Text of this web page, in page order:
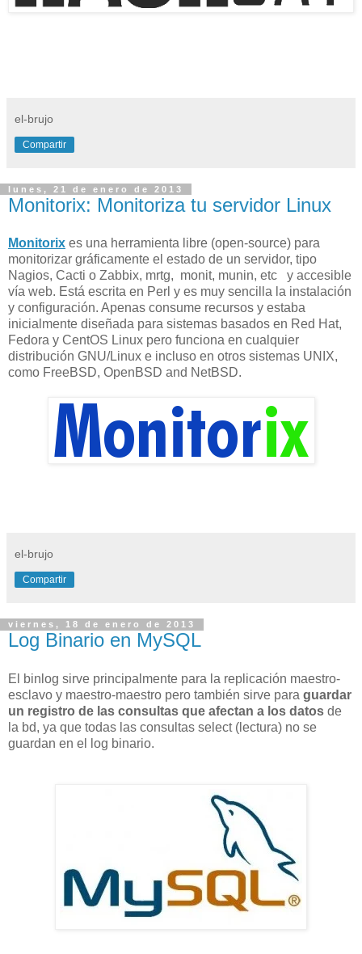
el-brujo
Compartir
lunes, 21 de enero de 2013
Monitorix: Monitoriza tu servidor Linux
Monitorix es una herramienta libre (open-source) para
monitorizar gráficamente el estado de un servidor, tipo
Nagios, Cacti o Zabbix, mrtg, monit, munin, etc y accesible
vía web. Está escrita en Perl y es muy sencilla la instalación
y configuración. Apenas consume recursos y estaba
inicialmente diseñada para sistemas basados en Red Hat,
Fedora y CentOS Linux pero funciona en cualquier
distribución GNU/Linux e incluso en otros sistemas UNIX,
como FreeBSD, OpenBSD and NetBSD.
el-brujo
Compartir
viernes, 18 de enero de 2013
Log Binario en MySQL
El binlog sirve principalmente para la replicación maestro-
esclavo y maestro-maestro pero también sirve para guardar
un registro de las consultas que afectan a los datos de
la bd, ya que todas las consultas select (lectura) no se
guardan en el log binario.